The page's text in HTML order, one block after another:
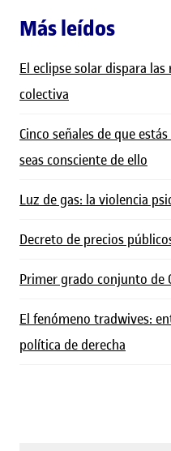
Más leídos
El eclipse solar dispara
colectiva
Cinco señales de que
seas consciente de ello
Luz de gas: la violencia
Decreto de precios
Primer grado conjunto de
El fenómeno tradwives:
política de derecha